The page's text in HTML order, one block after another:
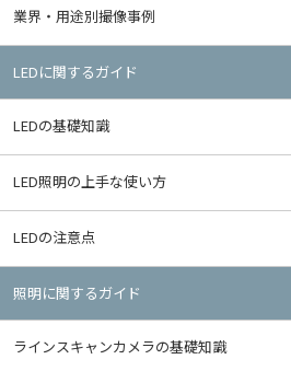
業界・用途別撮像事例
LEDに関するガイド
LEDの基礎知識
LED照明の上手な使い方
LEDの注意点
照明に関するガイド
ラインスキャンカメラの基礎知識